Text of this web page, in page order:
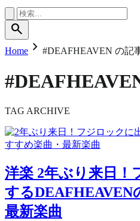
search
Home chevron_right #DEAFHEAVEN の記
TAG ARCHIVE
洋楽 2年ぶり来日！
するDEAFHEAVEN
最新楽曲